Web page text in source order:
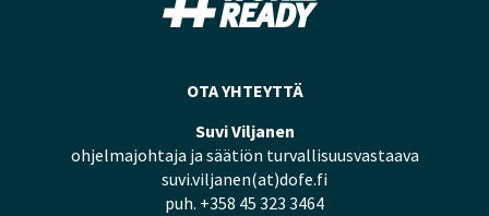
OTA YHTEYTTÄ
Suvi Viljanen
ohjelmajohtaja ja säätiön turvallisuusvastaava
suvi.viljanen(at)dofe.fi
puh. +358 45 323 3464